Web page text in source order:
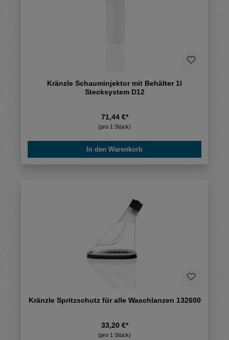
Kränzle Schauminjektor mit Behälter 1l
Stecksystem D12
71,44 €*
(pro 1 Stück)
In den Warenkorb
Kränzle Spritzschutz für alle Waschlanzen 132600
33,20 €*
(pro 1 Stück)